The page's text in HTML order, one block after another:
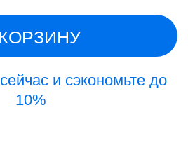
и сэкономьте до
10%